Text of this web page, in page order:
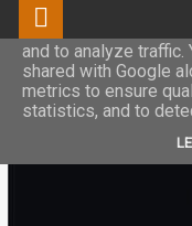
This site uses
and to analyze traffic.
shared with Google
metrics to ensure
statistics, and to